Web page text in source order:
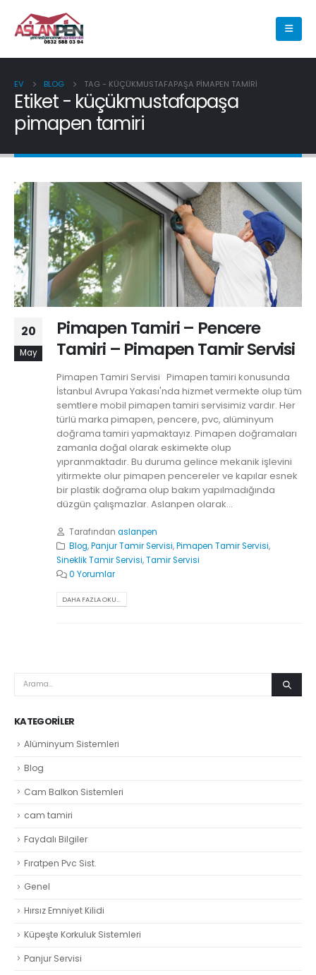
EV BLOG TAG - KÜÇÜKMUSTAFAPAŞA PIMAPEN TAMIRI
Etiket - küçükmustafapaşa
pimapen tamiri
20
May
Pimapen Tamiri – Pencere
Tamiri – Pimapen Tamir Servisi
Pimapen Tamiri Servisi Pimapen tamiri konusunda
İstanbul Avrupa Yakası'nda hizmet vermekte olup tüm
semtlere mobil pimapen tamiri servisimiz vardır. Her
türlü marka pimapen, pencere, pvc, alüminyum
doğrama tamiri yapmaktayız. Pimapen doğramaları
zamanla doğal olarak eskimekte olup
yıpranmaktadır. Bu duruma gelince mekanik işlevini
yitirmekte olur pimapen pencereler ve kapılar esnek
bir plastik doğrama olup bakım yapılmadığında
düzgün çalışmazlar. Aslanpen olarak...
Tarafından aslanpen
Blog,Panjur Tamir Servisi,Pimapen Tamir Servisi,
Sineklik Tamir Servisi,Tamir Servisi
0 Yorumlar
DAHA FAZLA OKU...
KATEGORILER
Alüminyum Sistemleri
Blog
Cam Balkon Sistemleri
cam tamiri
Faydalı Bilgiler
Fıratpen Pvc Sist.
Genel
Hırsız Emniyet Kilidi
Küpeşte Korkuluk Sistemleri
Panjur Servisi